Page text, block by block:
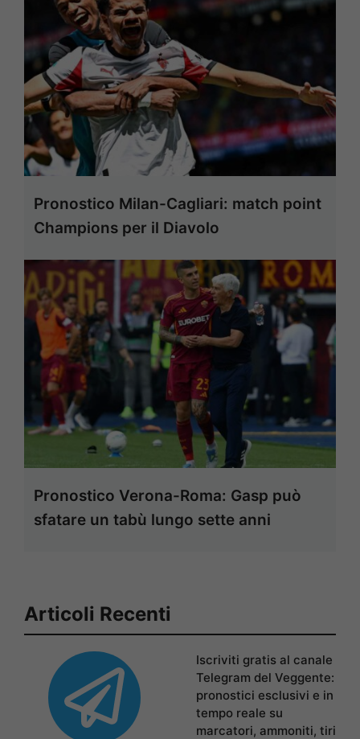
Pronostico Milan-Cagliari: match point
Champions per il Diavolo
Pronostico Verona-Roma: Gasp può
sfatare un tabù lungo sette anni
Articoli Recenti
Iscriviti gratis al canale
Telegram del Veggente:
pronostici esclusivi e in
tempo reale su
marcatori, ammoniti, tiri